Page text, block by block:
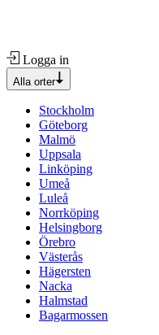
Logga in
Alla orter
Stockholm
Göteborg
Malmö
Uppsala
Linköping
Umeå
Luleå
Norrköping
Helsingborg
Örebro
Västerås
Hägersten
Nacka
Halmstad
Bagarmossen